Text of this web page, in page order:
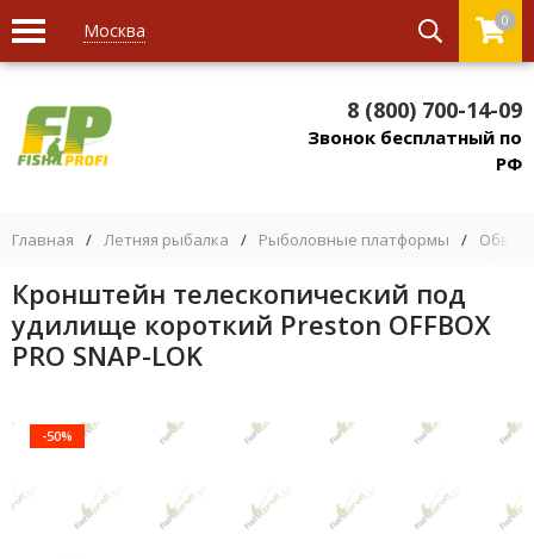
Москва 0
8 (800) 700-14-09
Звонок бесплатный по
РФ
Главная / Летняя рыбалка / Рыболовные платформы / Обвес
Кронштейн телескопический под
удилище короткий Preston OFFBOX
PRO SNAP-LOK
-50%